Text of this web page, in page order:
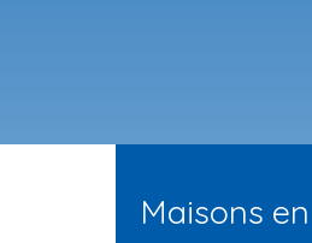
Maisons